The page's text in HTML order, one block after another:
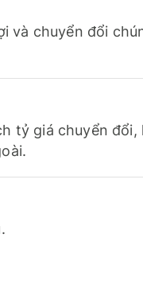
và chuyển đổi
tỷ giá chuyển đổi,